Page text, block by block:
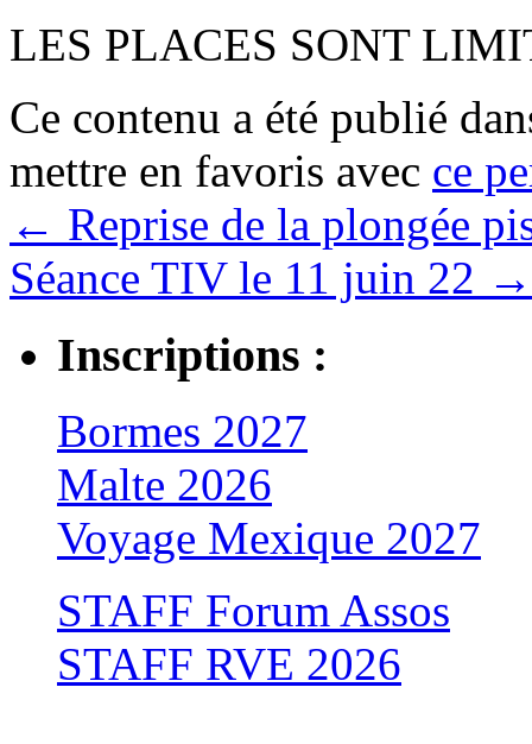
LES PLACES SONT
Ce contenu a été publié
mettre en favoris avec ce
← Reprise de la plongée
Séance TIV le 11 juin 22 →
Inscriptions :
Bormes 2027
Malte 2026
Voyage Mexique 2027
STAFF Forum Assos
STAFF RVE 2026